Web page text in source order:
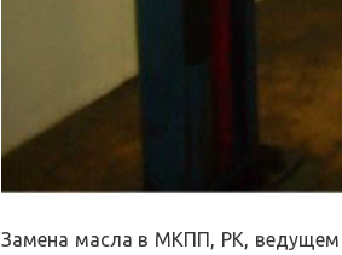
Замена масла в МКПП, РК, ведущем